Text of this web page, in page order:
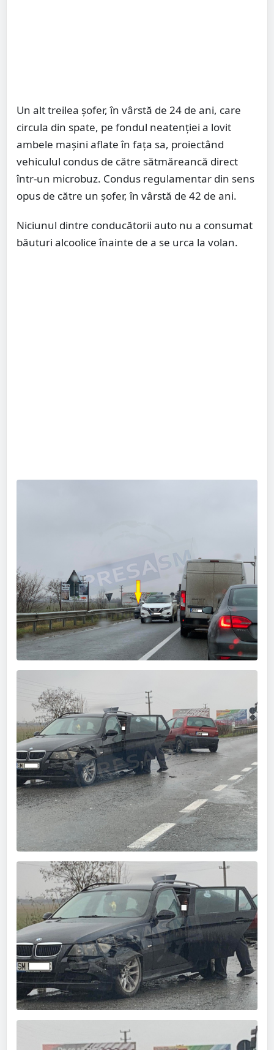
Un alt treilea șofer, în vârstă de 24 de ani, care
circula din spate, pe fondul neatenției a lovit
ambele mașini aflate în fața sa, proiectând
vehiculul condus de către sătmăreancă direct
într-un microbuz. Condus regulamentar din sens
opus de către un șofer, în vârstă de 42 de ani.
Niciunul dintre conducătorii auto nu a consumat
băuturi alcoolice înainte de a se urca la volan.